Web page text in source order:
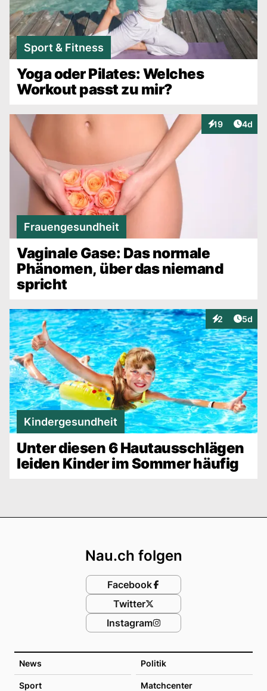
Sport & Fitness
Yoga oder Pilates: Welches
Workout passt zu mir?
19
Interaktionen
4d
Frauengesundheit
Vaginale Gase: Das normale
Phänomen, über das niemand
spricht
2
Interaktionen
5d
Kindergesundheit
Unter diesen 6 Hautausschlägen
leiden Kinder im Sommer häufig
News Politik
Sport Matchcenter
Nau.ch folgen
Facebook
Twitter
Instagram